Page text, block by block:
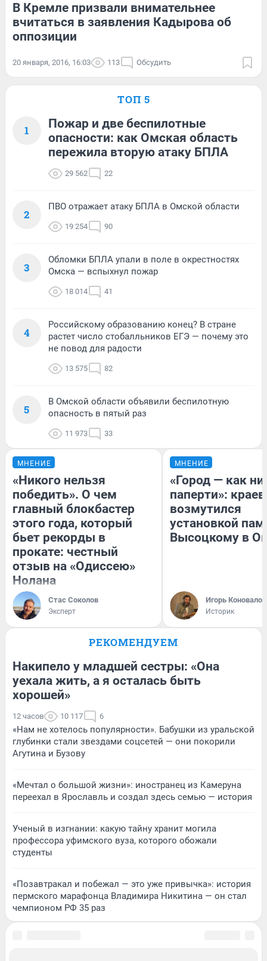
В Кремле призвали внимательнее
вчитаться в заявления Кадырова об
оппозиции
20 января, 2016, 16:03 113 Обсудить
ТОП 5
1
Пожар и две беспилотные
опасности: как Омская область
пережила вторую атаку БПЛА
29 562 22
2
ПВО отражает атаку БПЛА в Омской области
19 254 90
3
Обломки БПЛА упали в поле в окрестностях
Омска — вспыхнул пожар
18 014 41
4
Российскому образованию конец? В стране
растет число стобалльников ЕГЭ — почему это
не повод для радости
13 575 82
5
В Омской области объявили беспилотную
опасность в пятый раз
11 973 33
МНЕНИЕ
«Никого нельзя
победить». О чем
главный блокбастер
этого года, который
бьет рекорды в
прокате: честный
отзыв на «Одиссею»
Нолана
Стас Соколов
Эксперт
МНЕНИЕ
«Город — как
паперти»:
возмутился
установкой
Высоцкому в
Игорь Коновалов
Историк
РЕКОМЕНДУЕМ
Накипело у младшей сестры: «Она
уехала жить, а я осталась быть
хорошей»
12 часов 10 117 6
«Нам не хотелось популярности». Бабушки из уральской
глубинки стали звездами соцсетей — они покорили
Агутина и Бузову
«Мечтал о большой жизни»: иностранец из Камеруна
переехал в Ярославль и создал здесь семью — история
Ученый в изгнании: какую тайну хранит могила
профессора уфимского вуза, которого обожали
студенты
«Позавтракал и побежал — это уже привычка»: история
пермского марафонца Владимира Никитина — он стал
чемпионом РФ 35 раз